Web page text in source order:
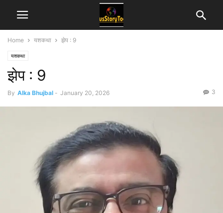
Home यशकथा झेप : 9
यशकथा
झेप : 9
By Alka Bhujbal - January 20, 2026 3